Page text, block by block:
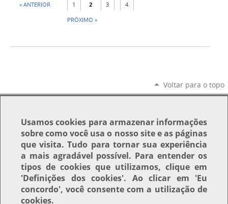
« ANTERIOR 1 2 3
4
PRÓXIMO »
Voltar para o topo
Usamoscookies para armazenar informações
sobre como você usa o nosso site e as páginas
que visita. Tudo para tornar sua experiência
a mais agradável possível. Para entender os
tipos de cookies que utilizamos, clique em
'Definições dos cookies'. Ao clicar em 'Eu
concordo', você consente com a utilização de
cookies.